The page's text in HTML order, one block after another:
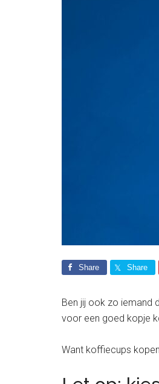
Share Share
Ben jij ook zo iemand
voor een goed kopje
Want koffiecups